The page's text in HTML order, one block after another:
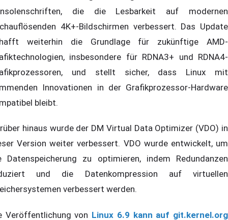
die die Lesbarkeit auf modernen
4K+-Bildschirmen verbessert. Das Update
weiterhin die Grundlage für zukünftige AMD-
insbesondere für RDNA3+ und RDNA4-
und stellt sicher, dass Linux mit
Innovationen in der Grafikprozessor-Hardware
bleibt.
hinaus wurde der DM Virtual Data Optimizer (VDO) in
Version weiter verbessert. VDO wurde entwickelt, um
Datenspeicherung zu optimieren, indem Redundanzen
und die Datenkompression auf virtuellen
verbessert werden.
Veröffentlichung von Linux 6.9 kann auf git.kernel.org